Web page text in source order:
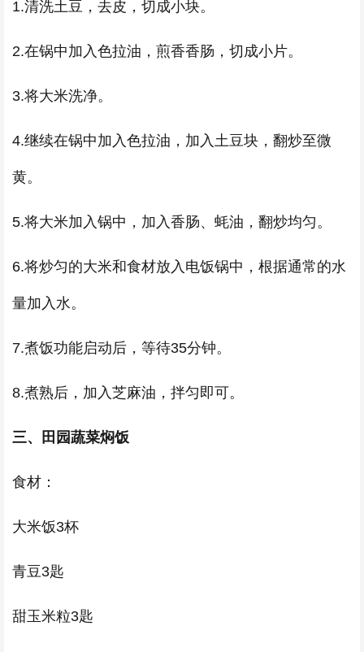
1.清洗土豆，去皮，切成小块。
2.在锅中加入色拉油，煎香香肠，切成小片。
3.将大米洗净。
4.继续在锅中加入色拉油，加入土豆块，翻炒至微
黄。
5.将大米加入锅中，加入香肠、蚝油，翻炒均匀。
6.将炒匀的大米和食材放入电饭锅中，根据通常的水
量加入水。
7.煮饭功能启动后，等待35分钟。
8.煮熟后，加入芝麻油，拌匀即可。
三、田园蔬菜焖饭
食材：
大米饭3杯
青豆3匙
甜玉米粒3匙